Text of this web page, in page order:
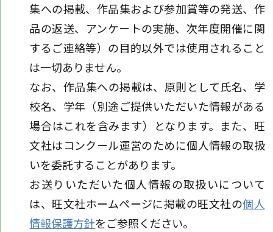
集への掲載、作品集および参加賞等の発送、作
品の返送、アンケートの実施、次年度開催に関
するご連絡等）の目的以外では使用されること
は一切ありません。
なお、作品集への掲載は、原則として氏名、学
校名、学年（別途ご提供いただいた情報がある
場合はこれを含みます）となります。また、旺
文社はコンクール運営のために個人情報の取扱
いを委託することがあります。
お送りいただいた個人情報の取扱いについて
は、旺文社ホームページに掲載の旺文社の個人
情報保護方針をご参照ください。